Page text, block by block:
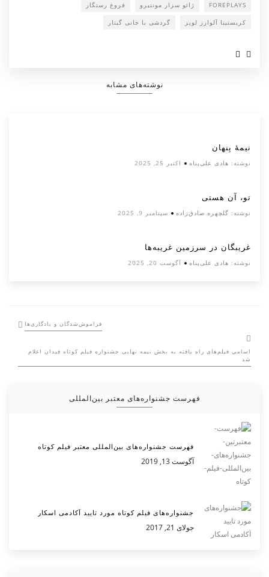
FOREPLAYS ژائو سزار مونتیرو فروغ رستگار
کریستینا آلوارز لوپز گردشی با جانی گیتار
نوشته‌های مشابه
نیمۀ پنهان
نوشته: هادی علی‌پناه اکتبر 25, 2025
تو، آن هستی
نوشته: گلچهره صادق‌زاده سپتامبر 9, 2025
غریبگان در سرزمین غریبه‌ها
نوشته: هادی علی‌پناه آگوست 20, 2025
فراموش‌شدگان و یادگاری‌ها
اسامی فیلم‌های راه یافته به بخش نیمه نهایی جشنواره فیلم کوتاه فیدان اعلام
شد
فهرست جشنواره‌های معتبر بین‌المللی
فهرست جشنواره‌های بین‌المللی معتبر فیلم کوتاه
آگوست 13, 2019
جشنواره‌های فیلم کوتاه مورد تایید آکادمی اسکار
جولای 21, 2017